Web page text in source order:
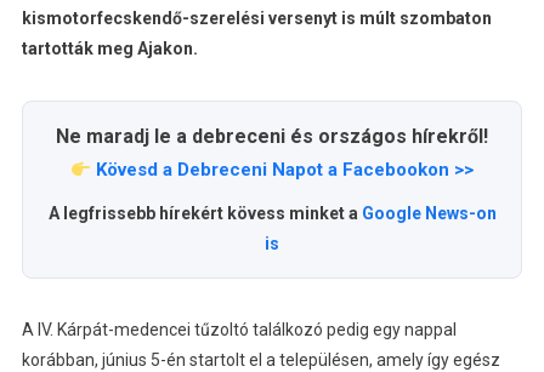
kismotorfecskendő-szerelési versenyt is múlt szombaton
tartották meg Ajakon.
Ne maradj le a debreceni és országos hírekről!
Kövesd a Debreceni Napot a Facebookon >>
A legfrissebb hírekért kövess minket a Google News-on
is
A IV. Kárpát-medencei tűzoltó találkozó pedig egy nappal
korábban, június 5-én startolt el a településen, amely így egész